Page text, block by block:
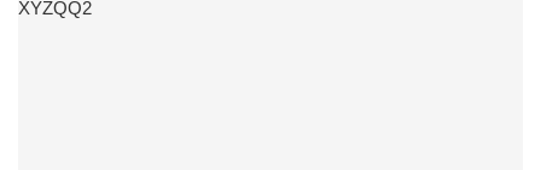
XYZQQ2